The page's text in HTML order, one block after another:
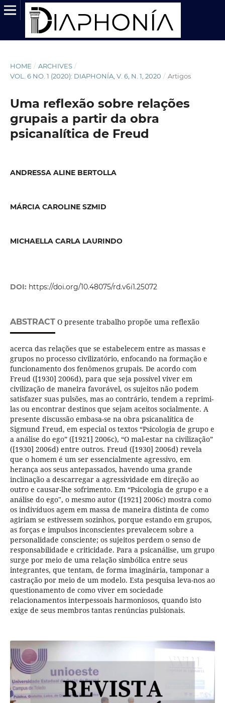
HOME / ARCHIVES /
VOL. 6 NO. 1 (2020): DIAPHONÍA, V. 6, N. 1, 2020 / Artigos
Uma reflexão sobre relações
grupais a partir da obra
psicanalítica de Freud
ANDRESSA ALINE BERTOLLA
MÁRCIA CAROLINE SZMID
MICHAELLA CARLA LAURINDO
DOI: https://doi.org/10.48075/rd.v6i1.25072
ABSTRACTO presente trabalho propõe uma reflexão
acerca das relações que se estabelecem entre as massas e
grupos no processo civilizatório, enfocando na formação e
funcionamento dos fenômenos grupais. De acordo com
Freud ([1930] 2006d), para que seja possível viver em
civilização de maneira favorável, os sujeitos não podem
satisfazer suas pulsões, mas ao contrário, tendem a reprimi-
las ou encontrar destinos que sejam aceitos socialmente. A
presente discussão embasa-se na obra psicanalítica de
Sigmund Freud, em especial os textos “Psicologia de grupo e
a análise do ego” ([1921] 2006c), “O mal-estar na civilização”
([1930] 2006d) entre outros. Freud ([1930] 2006d) revela
que o homem é um ser essencialmente agressivo, em
herança aos seus antepassados, havendo uma grande
inclinação a descarregar a agressividade em direção ao
outro e causar-lhe sofrimento. Em “Psicologia de grupo e a
análise do ego", o mesmo autor ([1921] 2006c) mostra como
os indivíduos agem em massa de maneira distinta de como
agiriam se estivessem sozinhos, porque estando em grupos,
as forças e impulsos inconscientes prevalecem sobre a
personalidade consciente; os sujeitos perdem o senso de
responsabilidade e criticidade. Para a psicanálise, um grupo
surge por meio de uma relação simbólica entre seus
integrantes, que tentam, de forma imaginária, tamponar a
castração por meio de um modelo. Esta pesquisa leva-nos ao
questionamento de como viver em sociedade
relacionamentos interpessoais harmoniosos, quando isto
exige de seus membros tantas renúncias pulsionais.